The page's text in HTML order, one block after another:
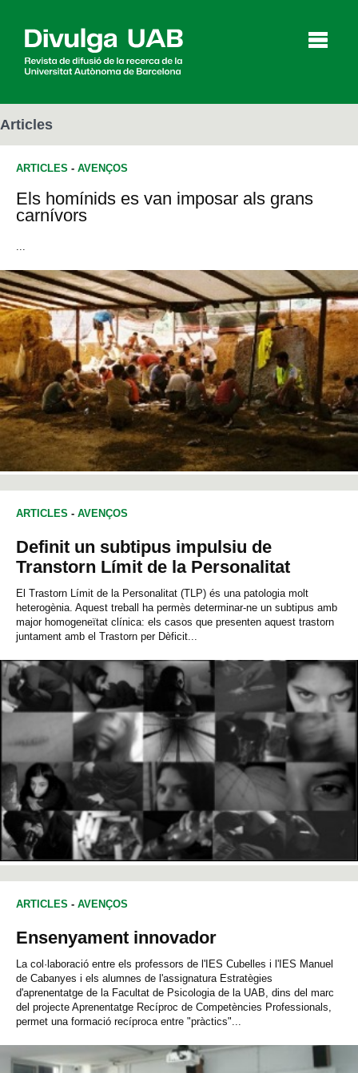
Articles Entrevistes
English Español
CERCAR
Articles
ARTICLES - AVENÇOS
Els homínids es van imposar als grans
carnívors
ARTICLES - AVENÇOS
Definit un subtipus impulsiu de
Transtorn Límit de la Personalitat
El Trastorn Límit de la Personalitat (TLP) és una patologia molt
heterogènia. Aquest treball ha permès determinar-ne un subtipus amb
major homogeneïtat clínica: els casos que presenten aquest trastorn
juntament amb el Trastorn per Dèficit...
ARTICLES - AVENÇOS
Ensenyament innovador
La col·laboració entre els professors de l'IES Cubelles i l'IES Manuel
de Cabanyes i els alumnes de l'assignatura Estratègies
d'aprenentatge de la Facultat de Psicologia de la UAB, dins del marc
del projecte Aprenentatge Recíproc de Competències Professionals,
permet una formació recíproca entre "pràctics"...